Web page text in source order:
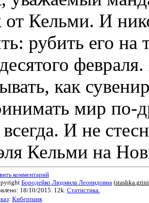
от Кельми. И
рубить его на
как
мир по-
И не
Кельми на
комментарий
Бородейко Людмила Леонидовна (
18/10/2015. 12k. Статистика.
: Киберпанк